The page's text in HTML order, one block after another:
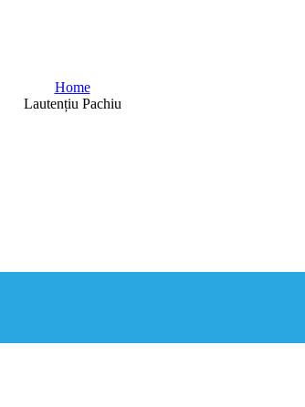
Home
Lautențiu Pachiu